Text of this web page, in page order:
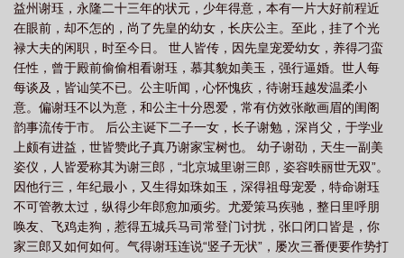
底，心却也是真的真（大纲已经写完，不会改）设置大抵仿明，只
为剧情服务，简单说，就是我力有不逮，瞎JB编的，请勿考究哦。
ip地址在国外，绝不删文打个广告，隔壁新文《随珠》，待更完《不
臣》，就更那篇。安国公府小公爷陆怀瑾，光风霁月、芝兰玉树，
从出生就被寄予厚望。他十岁时，他父亲带回一个极貌美的妇人并
一个玉雪可爱的四岁女娃。偏这妇人身世难堪，是一等的扬州瘦
马。他君子端方，如玉含章，读圣贤书，行君子道，是母亲再得意
不过的孩子。直到后来某日，他母亲撞破他二人情事，他将她牢牢
护在怀中，恳求母亲成全。“她年纪小，诸事不通，都是儿子罔顾人
伦、寡廉鲜耻勾引的她。祖宗法度、圣人教诲，儿子无一日敢忘。
可儿子舍不下她，哪怕万劫不复，儿子也要试上一试。”他越理智，
就越被吸引。他越挣扎，就越泥足深陷。1V1，双C，兄妹伪骨
益州谢珏，永隆二十三年的状元，少年得意，本有一片大好前程近
在眼前，却不怎的，尚了先皇的幼女，长庆公主。至此，挂了个光
禄大夫的闲职，时至今日。 世人皆传，因先皇宠爱幼女，养得刁蛮
任性，曾于殿前偷偷相看谢珏，慕其貌如美玉，强行逼婚。世人每
每谈及，皆讪笑不已。公主听闻，心怀愧疚，待谢珏越发温柔小
意。偏谢珏不以为意，和公主十分恩爱，常有仿效张敞画眉的闺阁
韵事流传于市。 后公主诞下二子一女，长子谢勉，深肖父，于学业
上颇有进益，世皆赞此子真乃谢家宝树也。 幼子谢劭，天生一副美
姿仪，人皆爱称其为谢三郎，“北京城里谢三郎，姿容昳丽世无双”。
因他行三，年纪最小，又生得如珠如玉，深得祖母宠爱，特命谢珏
不可管教太过，纵得少年郎愈加顽劣。尤爱策马疾驰，整日里呼朋
唤友、飞鸡走狗，惹得五城兵马司常登门讨扰，张口闭口皆是，你
家三郎又如何如何。气得谢珏连说“竖子无状”，屡次三番便要作势打